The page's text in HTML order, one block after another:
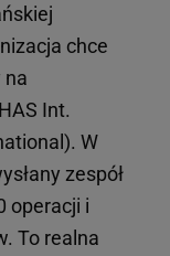
chce
na
Int.
W
zespół
operacji i
To realna